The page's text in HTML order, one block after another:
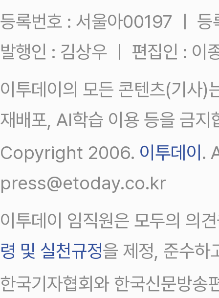
등록번호 : 서울아00197 ㅣ
발행인 : 김상우 ㅣ 편집인 : 이
이투데이의 모든 콘텐츠(기사)
재배포, AI학습 이용 등을 금지
Copyright 2006. 이투데이.
press@etoday.co.kr
이투데이 임직원은 모두의 의
령 및 실천규정을 제정, 준수하
한국기자협회와 한국신문방송